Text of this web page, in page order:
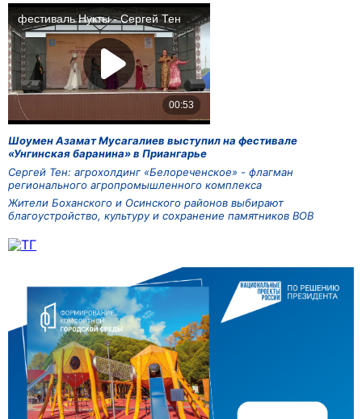
Шоумен Азамат Мусагалиев выступил на фестивале
«Унгинская баранина» в Приангарье
Сергей Тен: агрохолдинг «Белореченское» - флагман
регионального агропромышленного комплекса
Жители Боханского и Осинского районов выбирают
благоустройство, культуру и сохранение памятников ВОВ